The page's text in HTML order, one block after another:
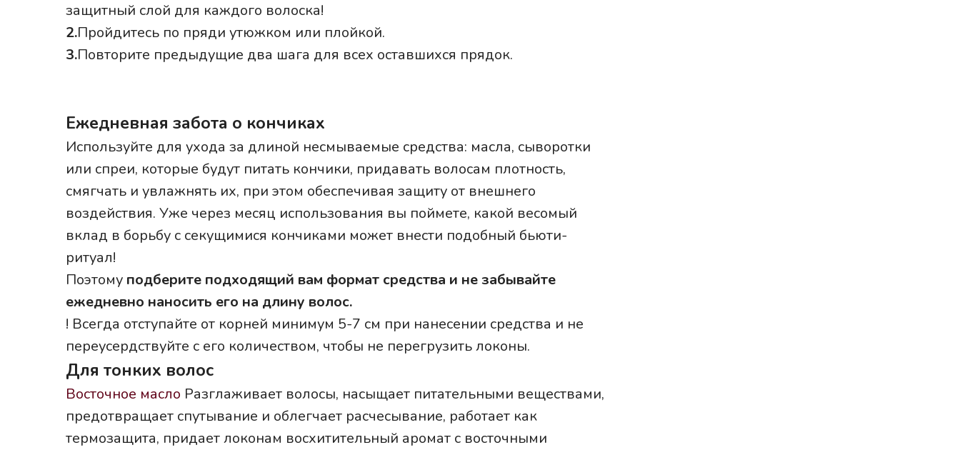
защитный слой для каждого волоска!
2.Пройдитесь по пряди утюжком или плойкой.
3.Повторите предыдущие два шага для всех оставшихся прядок.
Ежедневная забота о кончиках
Используйте для ухода за длиной несмываемые средства: масла, сыворотки
или спреи, которые будут питать кончики, придавать волосам плотность,
смягчать и увлажнять их, при этом обеспечивая защиту от внешнего
воздействия. Уже через месяц использования вы поймете, какой весомый
вклад в борьбу с секущимися кончиками может внести подобный бьюти-
ритуал!
Поэтому подберите подходящий вам формат средства и не забывайте
ежедневно наносить его на длину волос.
! Всегда отступайте от корней минимум 5-7 см при нанесении средства и не
переусердствуйте с его количеством, чтобы не перегрузить локоны.
Для тонких волос
Восточное масло Разглаживает волосы, насыщает питательными веществами,
предотвращает спутывание и облегчает расчесывание, работает как
термозащита, придает локонам восхитительный аромат с восточными